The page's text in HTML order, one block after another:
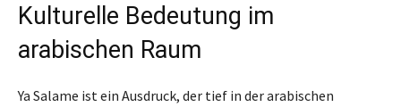
Kulturelle Bedeutung im
arabischen Raum
Ya Salame ist ein Ausdruck, der tief in der arabischen